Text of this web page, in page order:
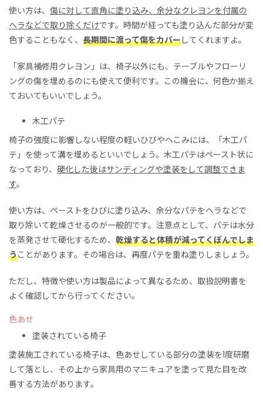
使い方は、 傷に対して直角に塗り込み、余分なクレヨンを付属の
ヘラなどで取り除くだけです。時間が経っても塗り込んだ部分が変
色することもなく、 長期間に渡って傷をカバーしてくれますよ。
「家具補修用クレヨン」は、椅子以外にも、テーブルやフローリ
ングの傷を埋めるのにも使えて便利です。この機会に、何色か揃え
ておいてもいいでしょう。
木工パテ
椅子の強度に影響しない程度の軽いひびやへこみには、「木工パ
テ」を使って溝を埋めるといいでしょう。木工パテはペースト状に
なっており、 硬化した後はサンディングや塗装をして調整できま
す。
使い方は、ペーストをひびに塗り込み、余分なパテをヘラなどで
取り除いて乾燥させるのが一般的です。注意点として、パテは水分
を蒸発させて硬化するため、 乾燥すると体積が減ってくぼんでしま
うことがあります。その場合は、再度パテを重ね塗りしましょう。
ただし、特徴や使い方は製品によって異なるため、取扱説明書を
よく確認してから行ってください。
色あせ
塗装されている椅子
塗装施工されている椅子は、色あせしている部分の塗装を1度研磨
して落とし、その上から家具用のマニキュアを塗って見た目を改
善する方法があります。